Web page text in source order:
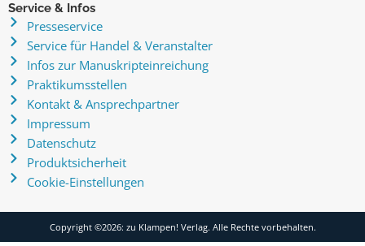
Service & Infos
Presseservice
Service für Handel & Veranstalter
Infos zur Manuskripteinreichung
Praktikumsstellen
Kontakt & Ansprechpartner
Impressum
Datenschutz
Produktsicherheit
Cookie-Einstellungen
Copyright ©2026: zu Klampen! Verlag. Alle Rechte vorbehalten.